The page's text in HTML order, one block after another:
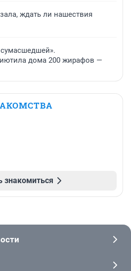
ждать ли нашествия
сумасшедшей».
дома 200 жирафов —
знакомиться